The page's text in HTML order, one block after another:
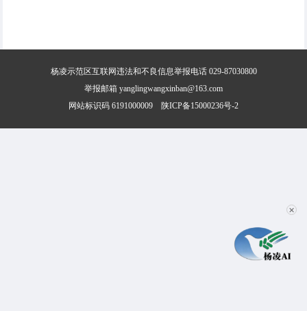
杨凌示范区互联网违法和不良信息举报电话 029-87030800
举报邮箱 yanglingwangxinban@163.com
网站标识码 6191000009
陕ICP备15000236号-2
✕